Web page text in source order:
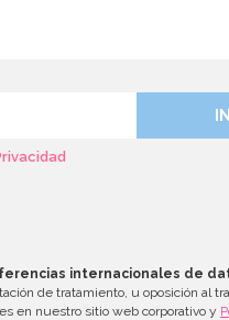
internacionales de
de tratamiento, u oposición al
en nuestro sitio web corporativo y